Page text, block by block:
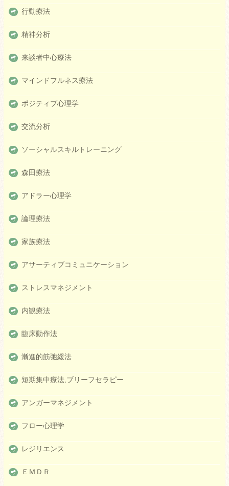
行動療法
精神分析
来談者中心療法
マインドフルネス療法
ポジティブ心理学
交流分析
ソーシャルスキルトレーニング
森田療法
アドラー心理学
論理療法
家族療法
アサーティブコミュニケーション
ストレスマネジメント
内観療法
臨床動作法
漸進的筋弛緩法
短期集中療法,ブリーフセラピー
アンガーマネジメント
フロー心理学
レジリエンス
ＥＭＤＲ